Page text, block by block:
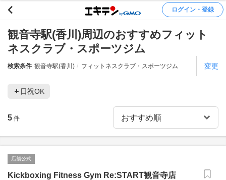
ログイン・登録
観音寺駅(香川)周辺のおすすめフィット
ネスクラブ・スポーツジム
検索条件 観音寺駅(香川) フィットネスクラブ・スポーツジム 変更
日祝OK
5 件
店舗公式
Kickboxing Fitness Gym Re:START観音寺店